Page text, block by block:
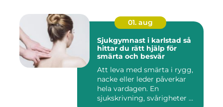
01. aug
Sjukgymnast i karlstad så
hittar du rätt hjälp för
smärta och besvär
Att leva med smärta i rygg,
nacke eller leder påverkar
hela vardagen. En
sjukskrivning, svårigheter ...